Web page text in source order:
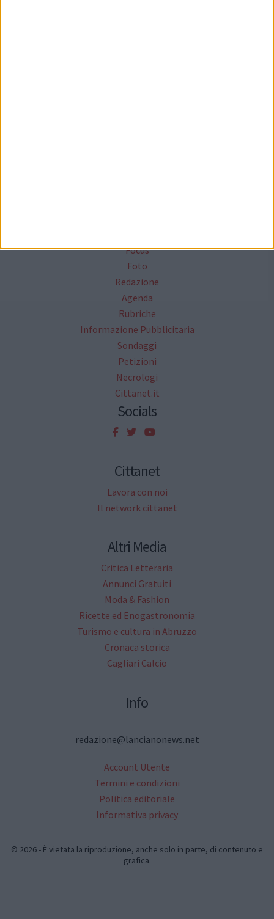
Focus
Foto
Redazione
Agenda
Rubriche
Informazione Pubblicitaria
Sondaggi
Petizioni
Necrologi
Cittanet.it
Socials
Cittanet
Lavora con noi
Il network cittanet
Altri Media
Critica Letteraria
Annunci Gratuiti
Moda & Fashion
Ricette ed Enogastronomia
Turismo e cultura in Abruzzo
Cronaca storica
Cagliari Calcio
Info
redazione@lancianonews.net
Account Utente
Termini e condizioni
Politica editoriale
Informativa privacy
© 2026 - È vietata la riproduzione, anche solo in parte, di contenuto e
grafica.